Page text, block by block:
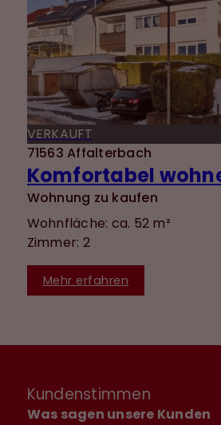
VERKAUFT
71563 Affalterbach
Wohnung zu kaufen
Wohnfläche: ca. 52 m²
Zimmer: 2
Mehr erfahren
Kundenstimmen
Was sagen unsere Kunden